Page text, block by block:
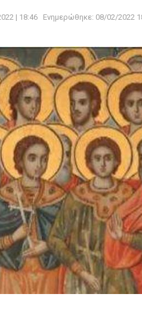
| 18:46 Ενημερώθηκε: 08/02/2022